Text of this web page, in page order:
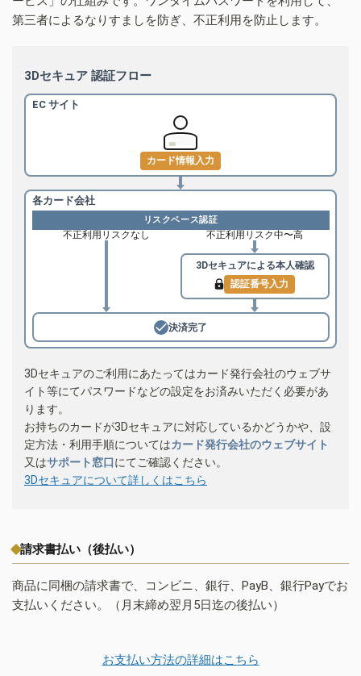
第三者によるなりすましを防ぎ、不正利用を防止します。
3Dセキュア 認証フロー
EC サイト
カード情報入力
各カード会社
リスクベース認証
不正利用リスクなし 不正利用リスク中〜高
3Dセキュアによる本人確認
認証番号入力
決済完了
3Dセキュアのご利用にあたってはカード発行会社のウェブサ
イト等にてパスワードなどの設定をお済みいただく必要があ
ります。
お持ちのカードが3Dセキュアに対応しているかどうかや、設
定方法・利用手順についてはカード発行会社のウェブサイト
又はサポート窓口にてご確認ください。
3Dセキュアについて詳しくはこちら
請求書払い（後払い）
商品に同梱の請求書で、コンビニ、銀行、PayB、銀行Payでお
支払いください。（月末締め翌月5日迄の後払い）
お支払い方法の詳細はこちら